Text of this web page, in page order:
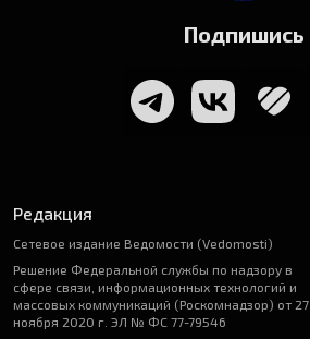
Подпишись
Редакция
Сетевое издание Ведомости (Vedomosti)
Решение Федеральной службы по надзору в
сфере связи, информационных технологий и
массовых коммуникаций (Роскомнадзор) от 27
ноября 2020 г. ЭЛ № ФС 77-79546